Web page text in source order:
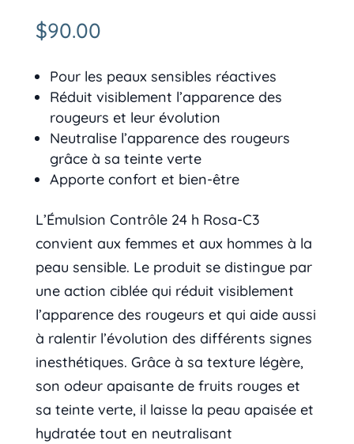
$90.00
Pour les peaux sensibles réactives
Réduit visiblement l’apparence des
rougeurs et leur évolution
Neutralise l’apparence des rougeurs
grâce à sa teinte verte
Apporte confort et bien-être
L’Émulsion Contrôle 24 h Rosa-C3
convient aux femmes et aux hommes à la
peau sensible. Le produit se distingue par
une action ciblée qui réduit visiblement
l’apparence des rougeurs et qui aide aussi
à ralentir l’évolution des différents signes
inesthétiques. Grâce à sa texture légère,
son odeur apaisante de fruits rouges et
sa teinte verte, il laisse la peau apaisée et
hydratée tout en neutralisant